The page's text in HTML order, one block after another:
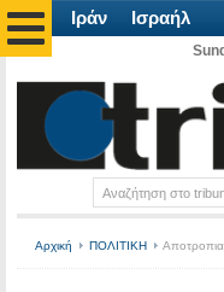
Ιράν Ισραήλ
Αρχική ΠΟΛΙΤΙΚΗ